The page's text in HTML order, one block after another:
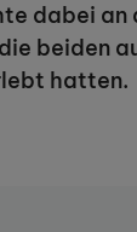
dabei an
beiden
hatten.